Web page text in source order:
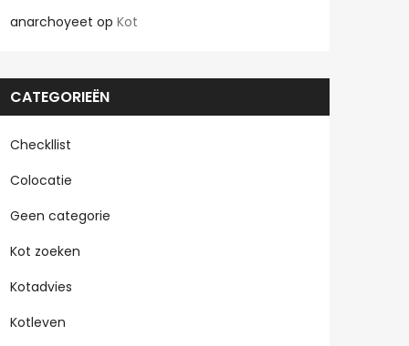
anarchoyeet op Kot
CATEGORIEËN
Checkllist
Colocatie
Geen categorie
Kot zoeken
Kotadvies
Kotleven